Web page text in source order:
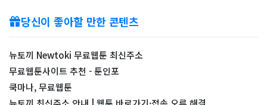
당신이 좋아할 만한 콘텐츠
뉴토끼 Newtoki 무료웹툰 최신주소
무료웹툰사이트 추천 - 툰인포
쿡마나, 무료웹툰